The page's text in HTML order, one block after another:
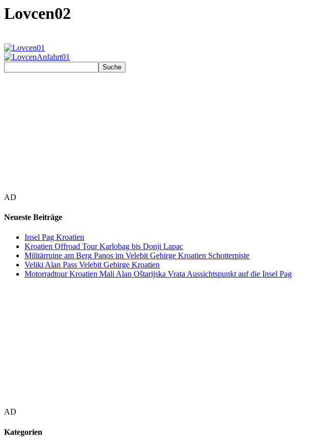
Lovcen02
AD
Neueste Beiträge
Insel Pag Kroatien
Kroatien Offroad Tour Karlobag bis Donji Lapac
Militärruine am Berg Panos im Velebit Gebirge Kroatien Schotterpiste
Veliki Alan Pass Velebit Gebirge Kroatien
Motorradtour Kroatien Mali Alan Oštarijska Vrata Aussichtspunkt auf die Insel Pag
AD
Kategorien